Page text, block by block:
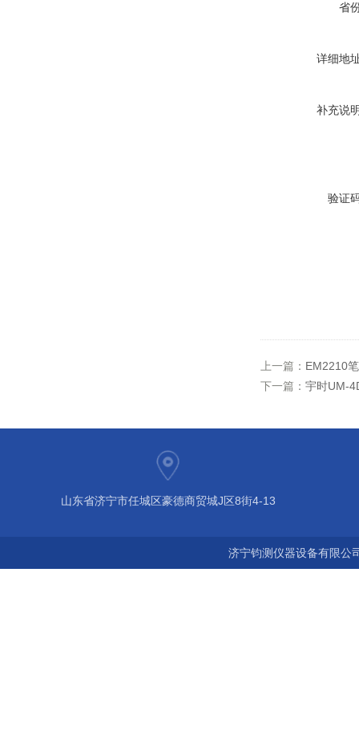
省
详细地
补充说
验证
上一篇： EM2210
下一篇： 宇时UM-
山东省济宁市任城区豪德商贸城J区8街4-13
济宁钧测仪器设备有限